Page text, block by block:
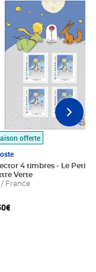
panier
offerte
4 timbres - Le Petit
Verte
France
7,50€